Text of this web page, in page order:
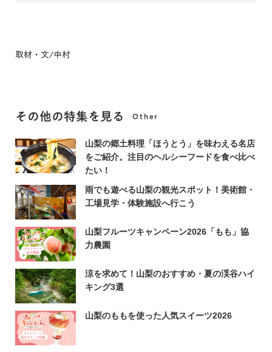
取材・文/中村
その他の特集を見る Other
山梨の郷土料理「ほうとう」を味わえる名店
をご紹介。注目のヘルシーフードを食べ比べ
たい！
雨でも遊べる山梨の観光スポット！美術館・
工場見学・体験施設へ行こう
山梨フルーツキャンペーン2026「もも」協
力農園
涼を求めて！山梨のおすすめ・夏の渓谷ハイ
キング3選
山梨のももを使った人気スイーツ2026